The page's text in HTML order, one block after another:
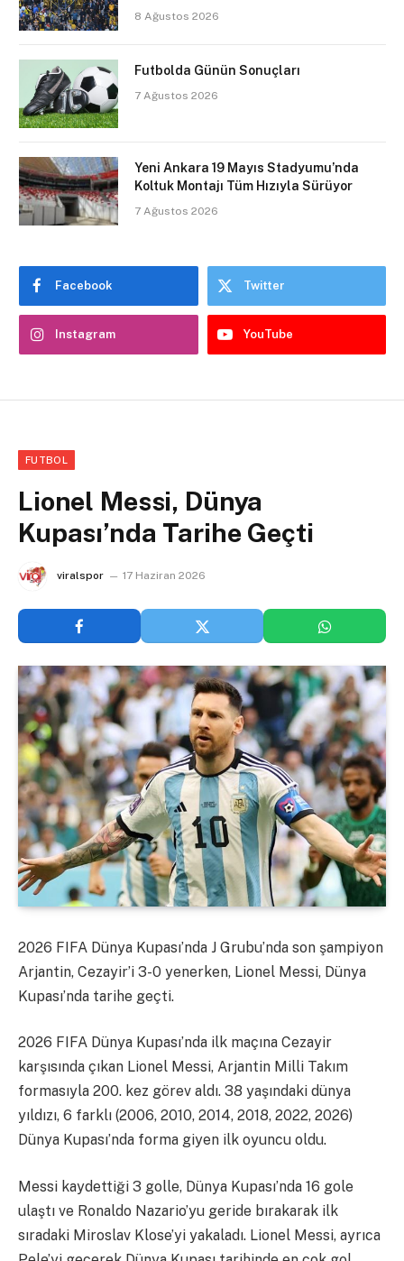
8 Ağustos 2026
Futbolda Günün Sonuçları
7 Ağustos 2026
Yeni Ankara 19 Mayıs Stadyumu’nda
Koltuk Montajı Tüm Hızıyla Sürüyor
7 Ağustos 2026
Facebook Twitter
Instagram YouTube
FUTBOL
Lionel Messi, Dünya
Kupası’nda Tarihe Geçti
viralspor 17 Haziran 2026
2026 FIFA Dünya Kupası’nda J Grubu’nda son şampiyon
Arjantin, Cezayir’i 3-0 yenerken, Lionel Messi, Dünya
Kupası’nda tarihe geçti.
2026 FIFA Dünya Kupası’nda ilk maçına Cezayir
karşısında çıkan Lionel Messi, Arjantin Milli Takım
formasıyla 200. kez görev aldı. 38 yaşındaki dünya
yıldızı, 6 farklı (2006, 2010, 2014, 2018, 2022, 2026)
Dünya Kupası’nda forma giyen ilk oyuncu oldu.
Messi kaydettiği 3 golle, Dünya Kupası’nda 16 gole
ulaştı ve Ronaldo Nazario’yu geride bırakarak ilk
sıradaki Miroslav Klose’yi yakaladı. Lionel Messi, ayrıca